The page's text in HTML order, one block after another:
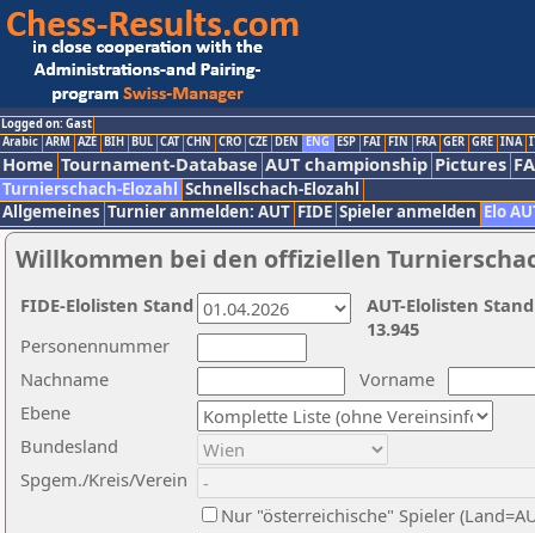
Logged on: Gast
Arabic ARM AZE BIH BUL CAT CHN CRO CZE DEN ENG ESP FAI FIN FRA GER GRE INA
Home Tournament-Database AUT championship Pictures
Turnierschach-Elozahl Schnellschach-Elozahl
Allgemeines Turnier anmelden: AUT FIDE Spieler anmelden Elo
Willkommen bei den offiziellen
Nachname
Vorname
Ebene
Personennummer
Bundesland
Spgem./Kreis/Verein
Nur "österreichische" Spieler
AUT-Elolisten
13.945
FIDE-Elolisten Stand